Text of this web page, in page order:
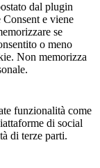
dal plugin
e viene
se
o meno
Non memorizza
funzionalità come
di social
di terze parti.